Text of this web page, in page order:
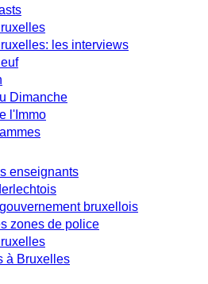
les interviews
Dimanche
l'Immo
enseignants
bruxellois
zones de police
à Bruxelles